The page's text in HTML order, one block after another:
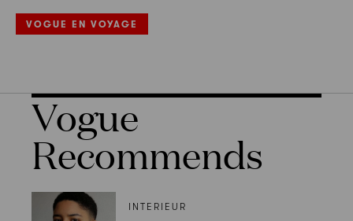
VOGUE EN VOYAGE
Vogue
Recommends
INTERIEUR